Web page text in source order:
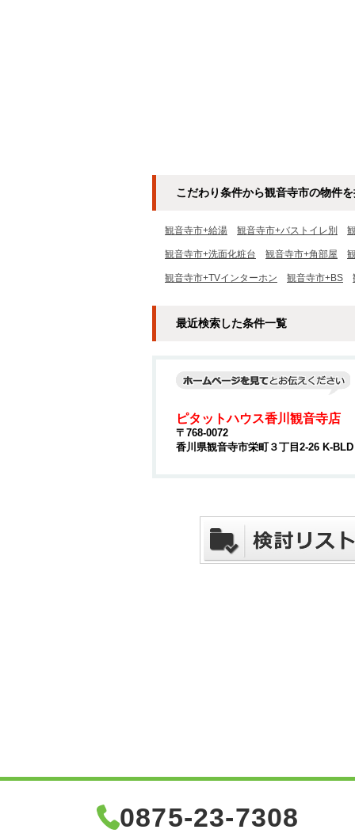
こだわり条件から観音寺市の物件
観音寺市+給湯 観音寺市+バストイレ別
観音寺市+洗面化粧台 観音寺市+角部屋
観音寺市+TVインターホン 観音寺市+BS
最近検索した条件一覧
ピタットハウス香川観音寺店
〒768-0072
香川県観音寺市栄町３丁目2-26 K-
0875-23-7308